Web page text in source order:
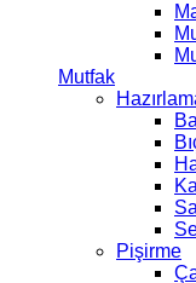
Mutfak
Pişirme